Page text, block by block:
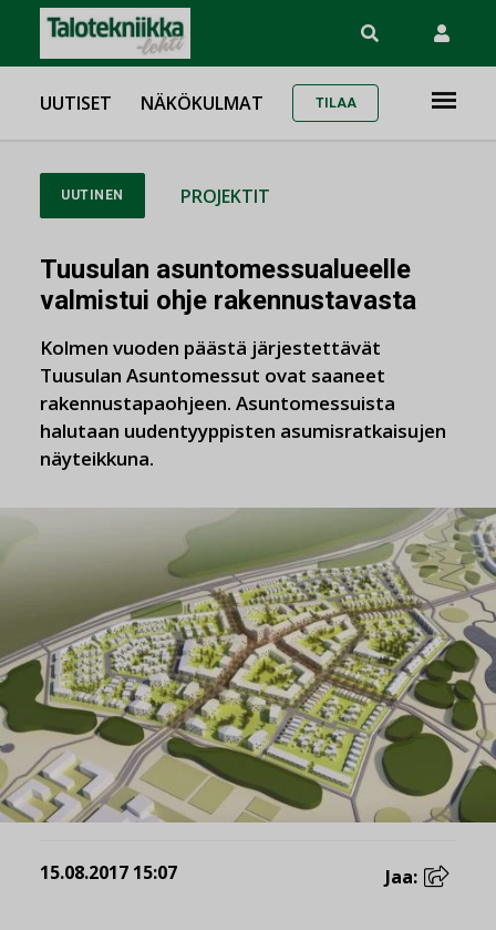
UUTISET NÄKÖKULMAT TILAA
UUTINEN PROJEKTIT
Tuusulan asuntomessualueelle
valmistui ohje rakennustavasta
Kolmen vuoden päästä järjestettävät
Tuusulan Asuntomessut ovat saaneet
rakennustapaohjeen. Asuntomessuista
halutaan uudentyyppisten asumisratkaisujen
näyteikkuna.
15.08.2017 15:07 Jaa: